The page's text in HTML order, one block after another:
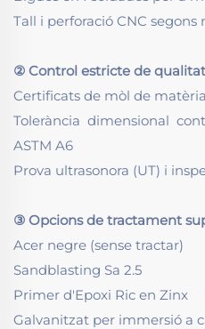
Tall i perforació CNC
② Control estricte de qualitat
Certificats de mòl de
Tolerància dimensional
ASTM A6
Prova ultrasonora (UT) i
③ Opcions de tractament
Acer negre (sense tractar)
Sandblasting Sa 2.5
Primer d'Epoxi Ric en Zinx
Galvanitzat per immersió a